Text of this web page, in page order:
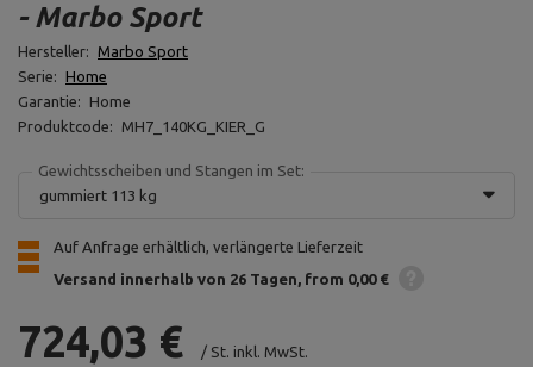
- Marbo Sport
Hersteller: Marbo Sport
Serie: Home
Garantie:
Home
Produktcode:
MH7_140KG_KIER_G
Gewichtsscheiben und Stangen im Set:
gummiert 113 kg
Auf Anfrage erhältlich, verlängerte Lieferzeit
Versand innerhalb von 26 Tagen from 0,00 €
724,03 € / St. inkl. MwSt.